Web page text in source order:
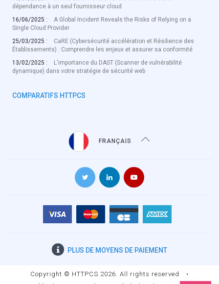
dépendance à un seul fournisseur cloud
16/06/2025 :
A Global Incident Reveals the Risks of Relying on a
Single Cloud Provider
25/03/2025 :
CaRE (Cybersécurité accélération et Résilience des
Établissements) : Comprendre les enjeux et assurer sa conformité
13/02/2025 :
L'importance du DAST (Scanner de vulnérabilité
dynamique) dans votre stratégie de sécurité web
COMPARATIFS HTTPCS
FRANÇAIS
PLUS DE MOYENS DE PAIEMENT
Copyright © HTTPCS 2026. All rights reserved
•